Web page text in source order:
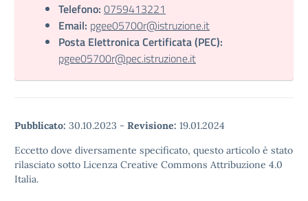
Telefono: 0759413221
Email: pgee05700r@istruzione.it
Posta Elettronica Certificata (PEC):
pgee05700r@pec.istruzione.it
Pubblicato: 30.10.2023 - Revisione: 19.01.2024
Eccetto dove diversamente specificato, questo articolo è stato
rilasciato sotto Licenza Creative Commons Attribuzione 4.0
Italia.